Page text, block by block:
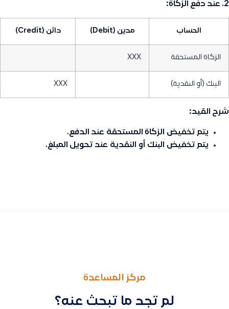
2. عند دفع الزكاة:
الحساب مدين (Debit) دائن (Credit)
الزكاة المستحقة XXX
البنك (أو النقدية) XXX
شرح القيد:
يتم تخفيض الزكاة المستحقة عند الدفع.
يتم تخفيض
البنك أو النقدية عند تحويل المبلغ.
مركز المساعدة
لم تجد ما تبحث عنه؟